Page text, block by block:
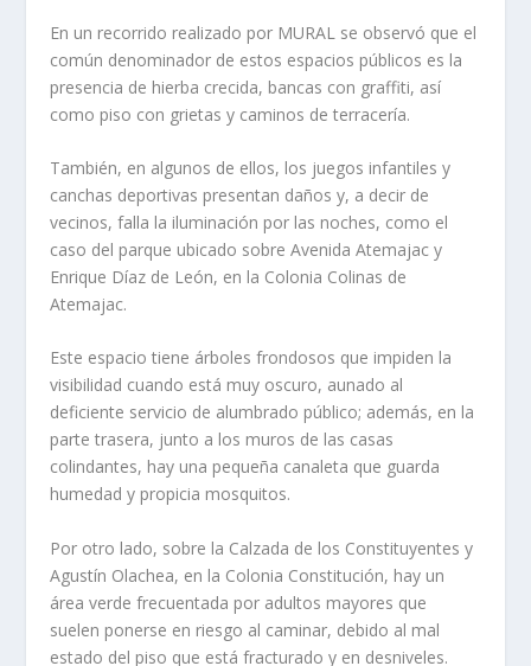
En un recorrido realizado por MURAL se observó que el
común denominador de estos espacios públicos es la
presencia de hierba crecida, bancas con graffiti, así
como piso con grietas y caminos de terracería.
También, en algunos de ellos, los juegos infantiles y
canchas deportivas presentan daños y, a decir de
vecinos, falla la iluminación por las noches, como el
caso del parque ubicado sobre Avenida Atemajac y
Enrique Díaz de León, en la Colonia Colinas de
Atemajac.
Este espacio tiene árboles frondosos que impiden la
visibilidad cuando está muy oscuro, aunado al
deficiente servicio de alumbrado público; además, en la
parte trasera, junto a los muros de las casas
colindantes, hay una pequeña canaleta que guarda
humedad y propicia mosquitos.
Por otro lado, sobre la Calzada de los Constituyentes y
Agustín Olachea, en la Colonia Constitución, hay un
área verde frecuentada por adultos mayores que
suelen ponerse en riesgo al caminar, debido al mal
estado del piso que está fracturado y en desniveles.